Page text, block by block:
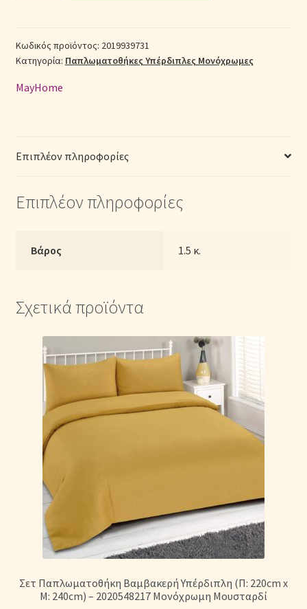
(Π:
220cm
Μ:
Μονόχρωμη
ποσότητα
Κωδικός προϊόντος: 2019939731
Κατηγορία: Παπλωματοθήκες Υπέρδιπλες Μονόχρωμες
MayHome
Επιπλέον πληροφορίες
Επιπλέον πληροφορίες
Βάρος 1.5 κ.
Σχετικά προϊόντα
Σετ Παπλωματοθήκη Βαμβακερή Υπέρδιπλη (Π: 220cm x
Μ: 240cm) – 2020548217 Μονόχρωμη Μουσταρδί